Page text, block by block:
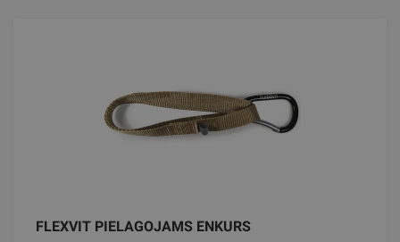
FLEXVIT PIELAGOJAMS ENKURS